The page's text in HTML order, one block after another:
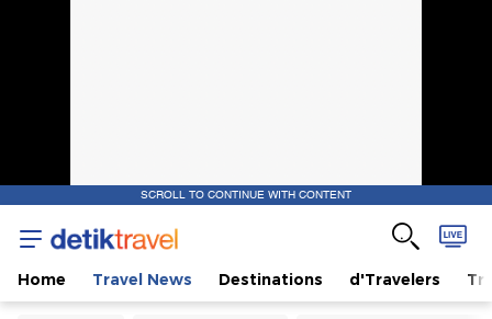
SCROLL TO CONTINUE WITH CONTENT
Home Travel News Destinations d'Travelers